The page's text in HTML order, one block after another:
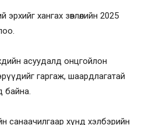
хангах зөвлөлийн 2025
асуудалд онцгойлон
гаргаж, шаардлагатай
байна.
санаачилгаар хүнд хэлбэрийн